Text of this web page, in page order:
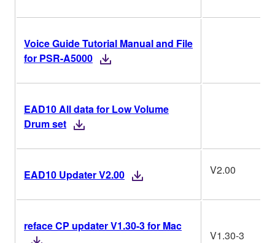
Voice Guide Tutorial Manual and File
for PSR-A5000
EAD10 All data for Low Volume
Drum set
EAD10 Updater V2.00 V2.00
reface CP updater V1.30-3 for Mac
V1.30-3